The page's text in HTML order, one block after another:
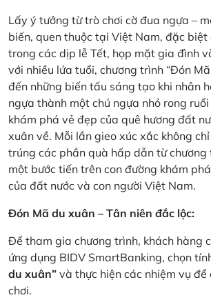
Lấy ý tưởng từ trò chơi cờ đua ngựa –
biến, quen thuộc tại Việt Nam, đặc biệt
trong các dịp lễ Tết, họp mặt gia đình
với nhiều lứa tuổi, chương trình “Đón
đến những biến tấu sáng tạo khi nhân
ngựa thành một chú ngựa nhỏ rong
khám phá vẻ đẹp của quê hương đất
xuân về. Mỗi lần gieo xúc xắc không
trúng các phần quà hấp dẫn từ chương
một bước tiến trên con đường khám
của đất nước và con người Việt Nam.
Đón Mã du xuân – Tân niên đắc lộc:
Để tham gia chương trình, khách hàng
ứng dụng BIDV SmartBanking, chọn
du xuân” và thực hiện các nhiệm vụ để
chơi.